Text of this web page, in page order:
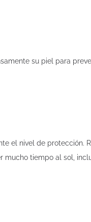
su piel para
el nivel de protección.
mucho tiempo al sol,